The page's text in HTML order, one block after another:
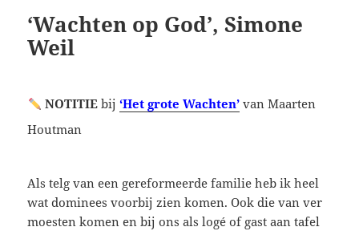
‘Wachten op God’, Simone
Weil
NOTITIEbij ‘Het grote Wachten’van Maarten
Houtman
Als telg van een gereformeerde familie heb ik heel
wat dominees voorbij zien komen. Ook die van ver
moesten komen en bij ons als logé of gast aan tafel